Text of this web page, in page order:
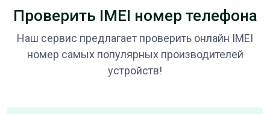
Проверить IMEI номер телефона
Наш сервис предлагает проверить онлайн IMEI
номер самых популярных производителей
устройств!